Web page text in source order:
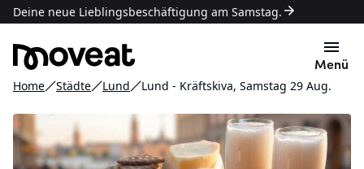
Deine neue Lieblingsbeschäftigung am Samstag.
Menü
Home Städte Lund Lund - Kräftskiva, Samstag 29 Aug.